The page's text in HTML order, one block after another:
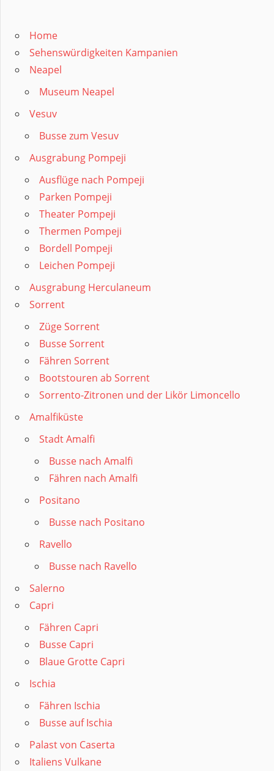
Home
Sehenswürdigkeiten Kampanien
Neapel
Museum Neapel
Vesuv
Busse zum Vesuv
Ausgrabung Pompeji
Ausflüge nach Pompeji
Parken Pompeji
Theater Pompeji
Thermen Pompeji
Bordell Pompeji
Leichen Pompeji
Ausgrabung Herculaneum
Sorrent
Züge Sorrent
Busse Sorrent
Fähren Sorrent
Bootstouren ab Sorrent
Sorrento-Zitronen und der Likör Limoncello
Amalfiküste
Stadt Amalfi
Busse nach Amalfi
Fähren nach Amalfi
Positano
Busse nach Positano
Ravello
Busse nach Ravello
Salerno
Capri
Fähren Capri
Busse Capri
Blaue Grotte Capri
Ischia
Fähren Ischia
Busse auf Ischia
Palast von Caserta
Italiens Vulkane